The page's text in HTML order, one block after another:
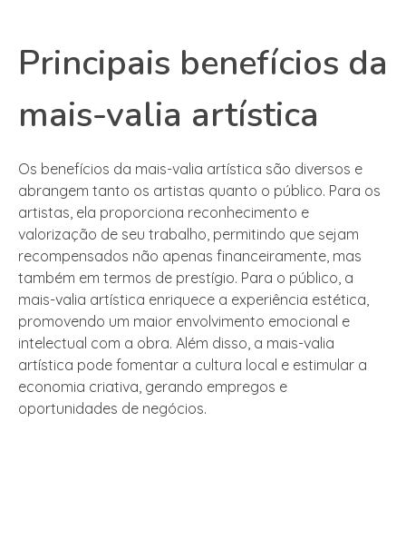
Principais benefícios da
mais-valia artística
Os benefícios da mais-valia artística são diversos e
abrangem tanto os artistas quanto o público. Para os
artistas, ela proporciona reconhecimento e
valorização de seu trabalho, permitindo que sejam
recompensados não apenas financeiramente, mas
também em termos de prestígio. Para o público, a
mais-valia artística enriquece a experiência estética,
promovendo um maior envolvimento emocional e
intelectual com a obra. Além disso, a mais-valia
artística pode fomentar a cultura local e estimular a
economia criativa, gerando empregos e
oportunidades de negócios.